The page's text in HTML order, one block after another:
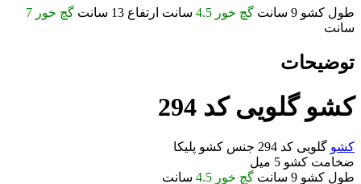
طول کشو 9 سانت گچ خور 4.5 سانت ارتفاع 13 سانت
گچ خور 7
سانت
توضیحات
کشو گلویی کد 294
کشو گلویی کد 294 جنس کشو پلیکا
ضخامت کشو 5 میل
طول کشو 9 سانت
گچ خور 4.5
سانت